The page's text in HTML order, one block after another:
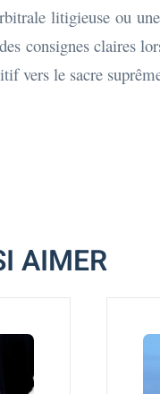
litigieuse ou
consignes claires
vers le sacre
AIMER